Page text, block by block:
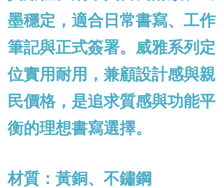
墨穩定，適合日常書寫、工作
筆記與正式簽署。 威雅系列定
位實用耐用，兼顧設計感與親
民價格，是追求質感與功能平
衡的理想書寫選擇。
材質：黃銅、不鏽鋼